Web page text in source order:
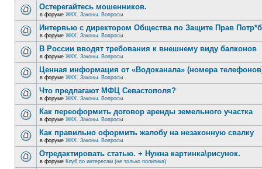
Остерегайтесь мошенников.
в форуме ЖКХ. Законы. Вопросы
Интервью с директором Общества по Защите Прав
в форуме ЖКХ. Законы. Вопросы
В России вводят требования к внешнему виду балконов
в форуме ЖКХ. Законы. Вопросы
Ценная информация от «Водоканала» (номера
в форуме ЖКХ. Законы. Вопросы
Что предлагают МФЦ Севастополя?
в форуме ЖКХ. Законы. Вопросы
Как переоформить договор аренды земельного участка
в форуме ЖКХ. Законы. Вопросы
Как правильно оформить жалобу на незаконную свалку
в форуме ЖКХ. Законы. Вопросы
Отредактировать статью. + Нужна картинка\рисунок.
в форуме Клуб по интересам (не только политика)